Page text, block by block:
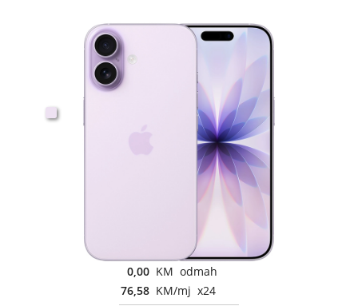
0,00 KM odmah
76,58 KM/mj x24